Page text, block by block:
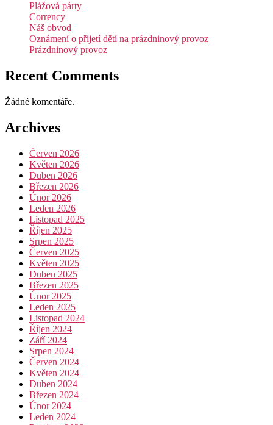
Plážová párty
Corrency
Náš obvod
Oznámení o přijetí dětí na prázdninový provoz
Prázdninový provoz
Recent Comments
Žádné komentáře.
Archives
Červen 2026
Květen 2026
Duben 2026
Březen 2026
Únor 2026
Leden 2026
Listopad 2025
Říjen 2025
Srpen 2025
Červen 2025
Květen 2025
Duben 2025
Březen 2025
Únor 2025
Leden 2025
Listopad 2024
Říjen 2024
Září 2024
Srpen 2024
Červen 2024
Květen 2024
Duben 2024
Březen 2024
Únor 2024
Leden 2024